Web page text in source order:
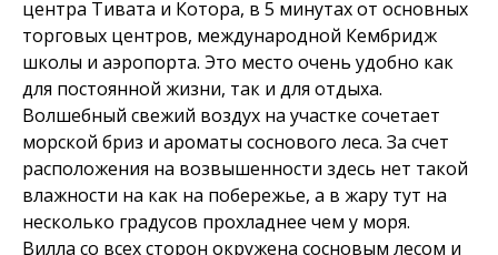
центра Тивата и Котора, в 5 минутах от основных
торговых центров, международной Кембридж
школы и аэропорта. Это место очень удобно как
для постоянной жизни, так и для отдыха.
Волшебный свежий воздух на участке сочетает
морской бриз и ароматы соснового леса. За счет
расположения на возвышенности здесь нет такой
влажности на как на побережье, а в жару тут на
несколько градусов прохладнее чем у моря.
Вилла со всех сторон окружена сосновым лесом и